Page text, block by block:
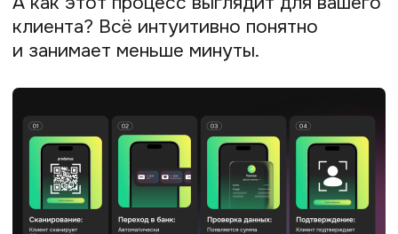
Не нужно оборудование.
Забудьте о покупке или аренде
дорогих POS-терминалов. Всё, что
вам нужно, — это сам QR-код,
который можно показать на экране
смартфона, планшета или просто
распечатать на листе бумаги.